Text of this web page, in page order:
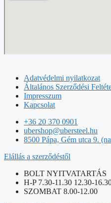
Adatvédelmi nyilatkozat
Általános Szerződési
Impresszum
Kapcsolat
+36 20 370 0901
ubershop@ubersteel.hu
8500 Pápa, Gém utca 9.
Elállás a szerződéstől
BOLT NYITVATARTÁS
H-P 7.30-11.30 12.30-
SZOMBAT 8.00-12.00